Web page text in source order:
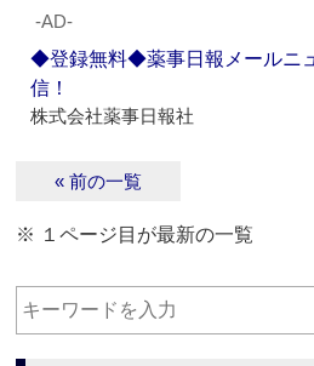
‐AD‐
◆登録無料◆薬事日報メールニ
信！
株式会社薬事日報社
« 前の一覧
※ １ページ目が最新の一覧